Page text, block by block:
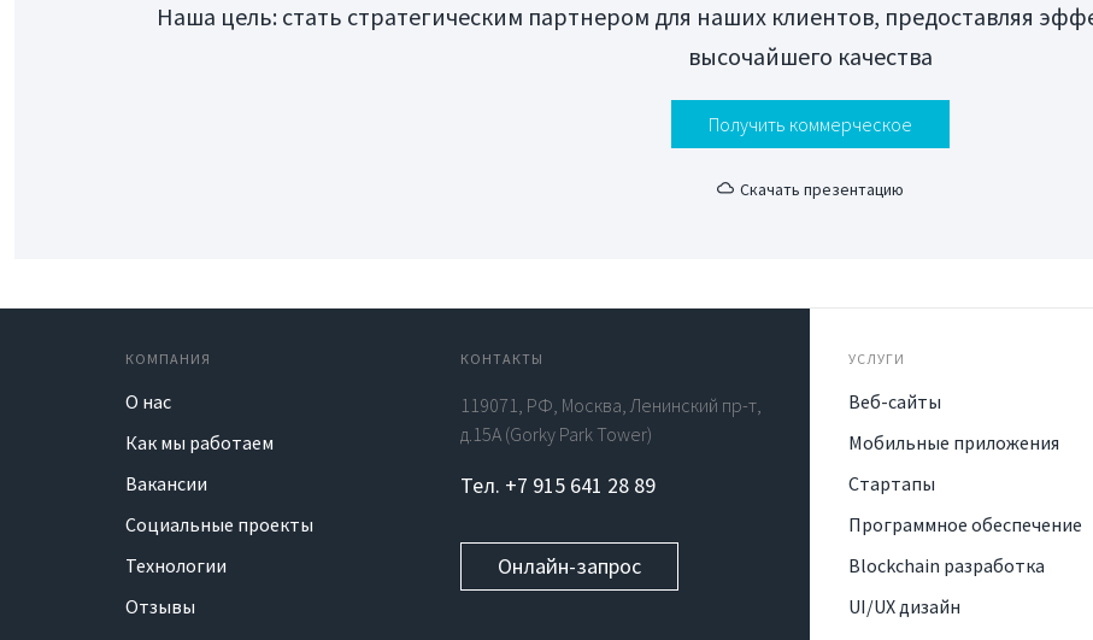
Наша цель: стать стратегическим партнером для наших клиентов, предоставляя
высочайшего качества
Получить коммерческое
Скачать презентацию
КОМПАНИЯ
О нас
Как мы работаем
Вакансии
Социальные проекты
Технологии
Отзывы
КОНТАКТЫ
119071, РФ, Москва, Ленинский пр-т,
д.15А (Gorky Park Tower)
Тел. +7 915 641 28 89
Онлайн-запрос
УСЛУГИ
Веб-сайты
Мобильные приложения
Стартапы
Программное обеспечение
Blockchain разработка
UI/UX дизайн